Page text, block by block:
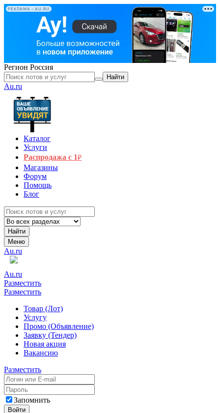
РЕКЛАМА • AU.RU
Регион Россия
Найти
Au.ru
Каталог
Услуги
Распродажа с 1₽
Магазины
Форум
Помощь
Блог
Найти
Меню
Au.ru
Au.ru
Разместить
Разместить
Товар (Лот)
Услугу
Промо (Объявление)
Заявку (Тендер)
Новая акция
Вакансию
Разместить
Запомнить
Войти